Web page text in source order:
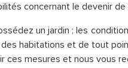
concernant le devenir de
un jardin ; les
habitations et de tout
ces mesures et nous vous